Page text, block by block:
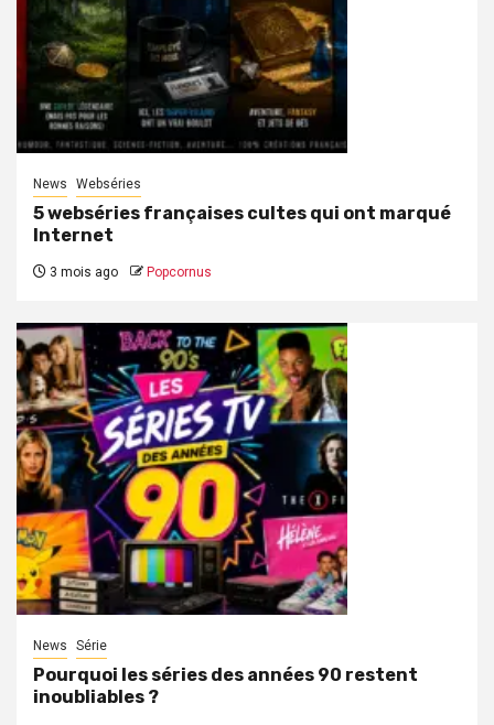
News Webséries
5 webséries françaises cultes qui ont marqué
Internet
3 mois ago Popcornus
News Série
Pourquoi les séries des années 90 restent
inoubliables ?